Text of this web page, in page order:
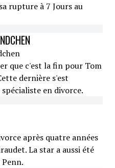
rupture à 7 Jours au
que c'est la fin pour Tom
dernière s'est
en divorce.
après quatre années
La star a aussi été
Penn.